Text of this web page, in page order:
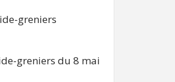
greniers
greniers du 8 mai